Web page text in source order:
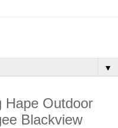
▼
Hape Outdoor
Blackview